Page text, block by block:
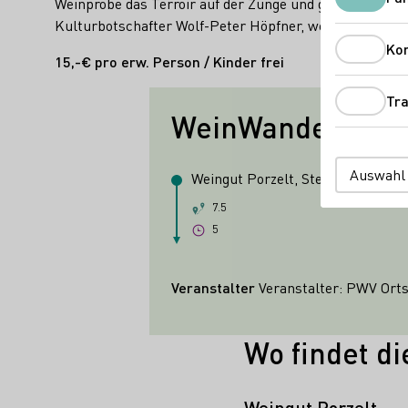
Kulturbotschafter Wolf-Peter Höpfner, weiter über
15,-€ pro erw. Person / Kinder frei
Weingut Porzelt, Steinstraße 91,
7.5
5
VeranstalterVeranstalter: PWV
Wo findet